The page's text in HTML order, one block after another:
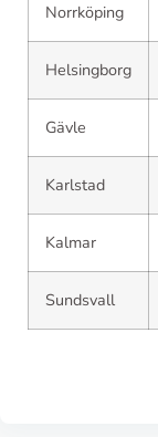
Norrköping
Helsingborg
Gävle
Karlstad
Kalmar
Sundsvall